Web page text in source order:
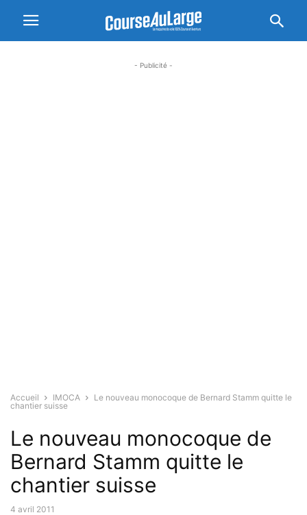
- Publicité -
Accueil IMOCA
Le nouveau monocoque de Bernard Stamm quitte le
chantier suisse
Le nouveau monocoque de
Bernard Stamm quitte le
chantier suisse
4 avril 2011